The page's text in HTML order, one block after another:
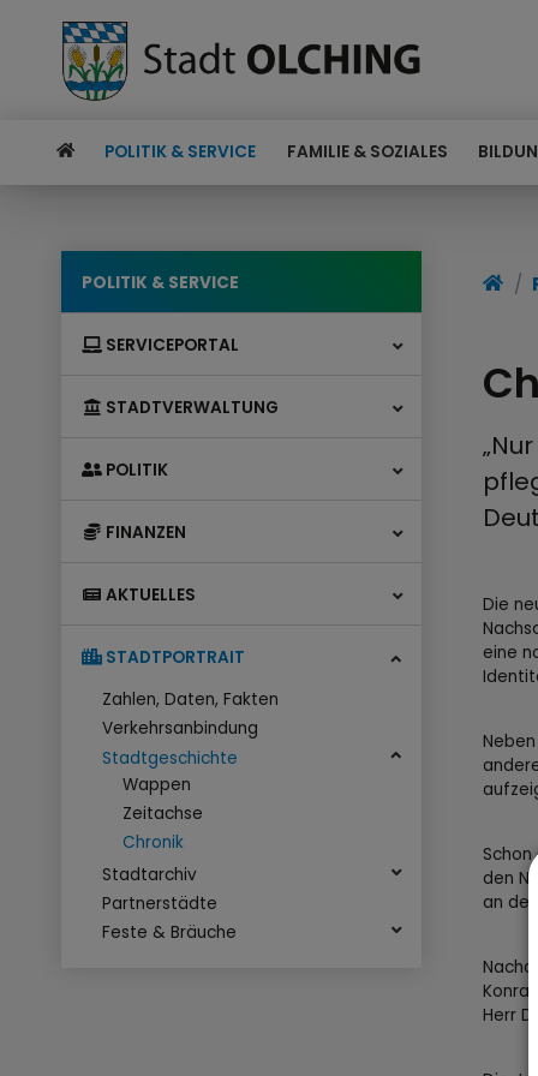
POLITIK & SERVICE FAMILIE & SOZIALES
POLITIK & SERVICE
SERVICEPORTAL
STADTVERWALTUNG
POLITIK
FINANZEN
AKTUELLES
STADTPORTRAIT
Zahlen, Daten, Fakten
Verkehrsanbindung
Stadtgeschichte
Wappen
Zeitachse
Chronik
Stadtarchiv
Partnerstädte
Feste & Bräuche
Die
eine
den
an
Herr